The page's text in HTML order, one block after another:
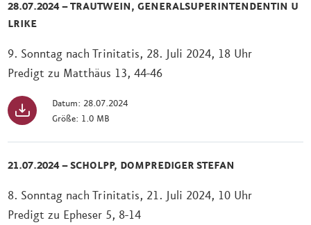
28.07.2024 – TRAUTWEIN, GENERALSUPERINTENDENTIN U
LRIKE
9. Sonntag nach Trinitatis, 28. Juli 2024, 18 Uhr
Predigt zu Matthäus 13, 44-46
Datum: 28.07.2024
Größe: 1.0 MB
21.07.2024 – SCHOLPP, DOMPREDIGER STEFAN
8. Sonntag nach Trinitatis, 21. Juli 2024, 10 Uhr
Predigt zu Epheser 5, 8-14